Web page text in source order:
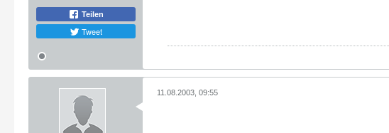
Teilen
Tweet
11.08.2003, 09:55